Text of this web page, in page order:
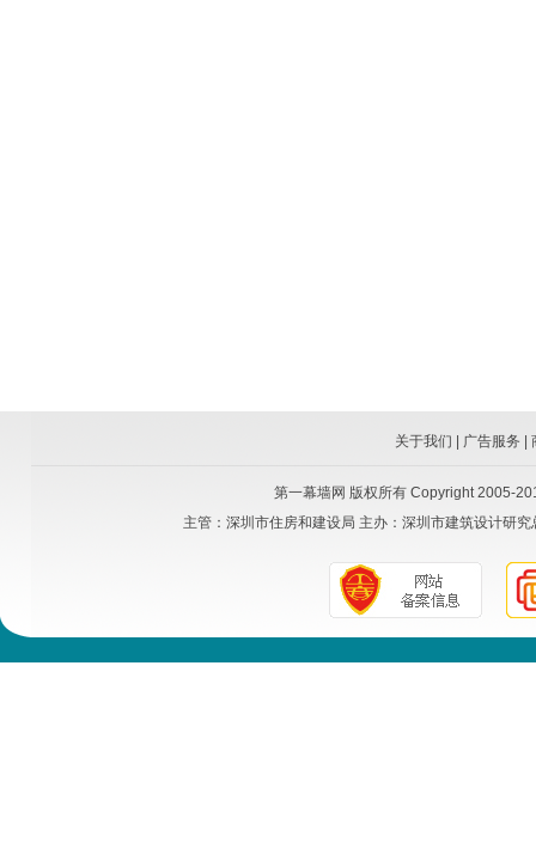
关于我们 广告服务 |
第一幕墙网 版权所有 Copyright 2005-
主管：深圳市住房和建设局 主办：深圳市建筑设计研